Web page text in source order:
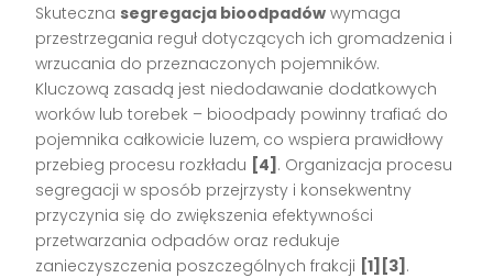
Skuteczna segregacja bioodpadów wymaga
przestrzegania reguł dotyczących ich gromadzenia i
wrzucania do przeznaczonych pojemników.
Kluczową zasadą jest niedodawanie dodatkowych
worków lub torebek – bioodpady powinny trafiać do
pojemnika całkowicie luzem, co wspiera prawidłowy
przebieg procesu rozkładu [4] . Organizacja procesu
segregacji w sposób przejrzysty i konsekwentny
przyczynia się do zwiększenia efektywności
przetwarzania odpadów oraz redukuje
zanieczyszczenia poszczególnych frakcji [1][3] .